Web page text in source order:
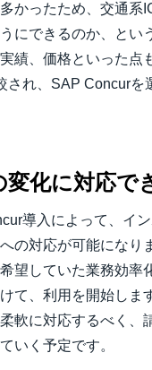
かったため、交通系
にできるのか、とい
績、価格といった点
され、SAP Concurを
変化に対応で
導入によって、イ
の対応が可能になり
望していた業務効率
て、利用を開始しま
軟に対応するべく、
いく予定です。